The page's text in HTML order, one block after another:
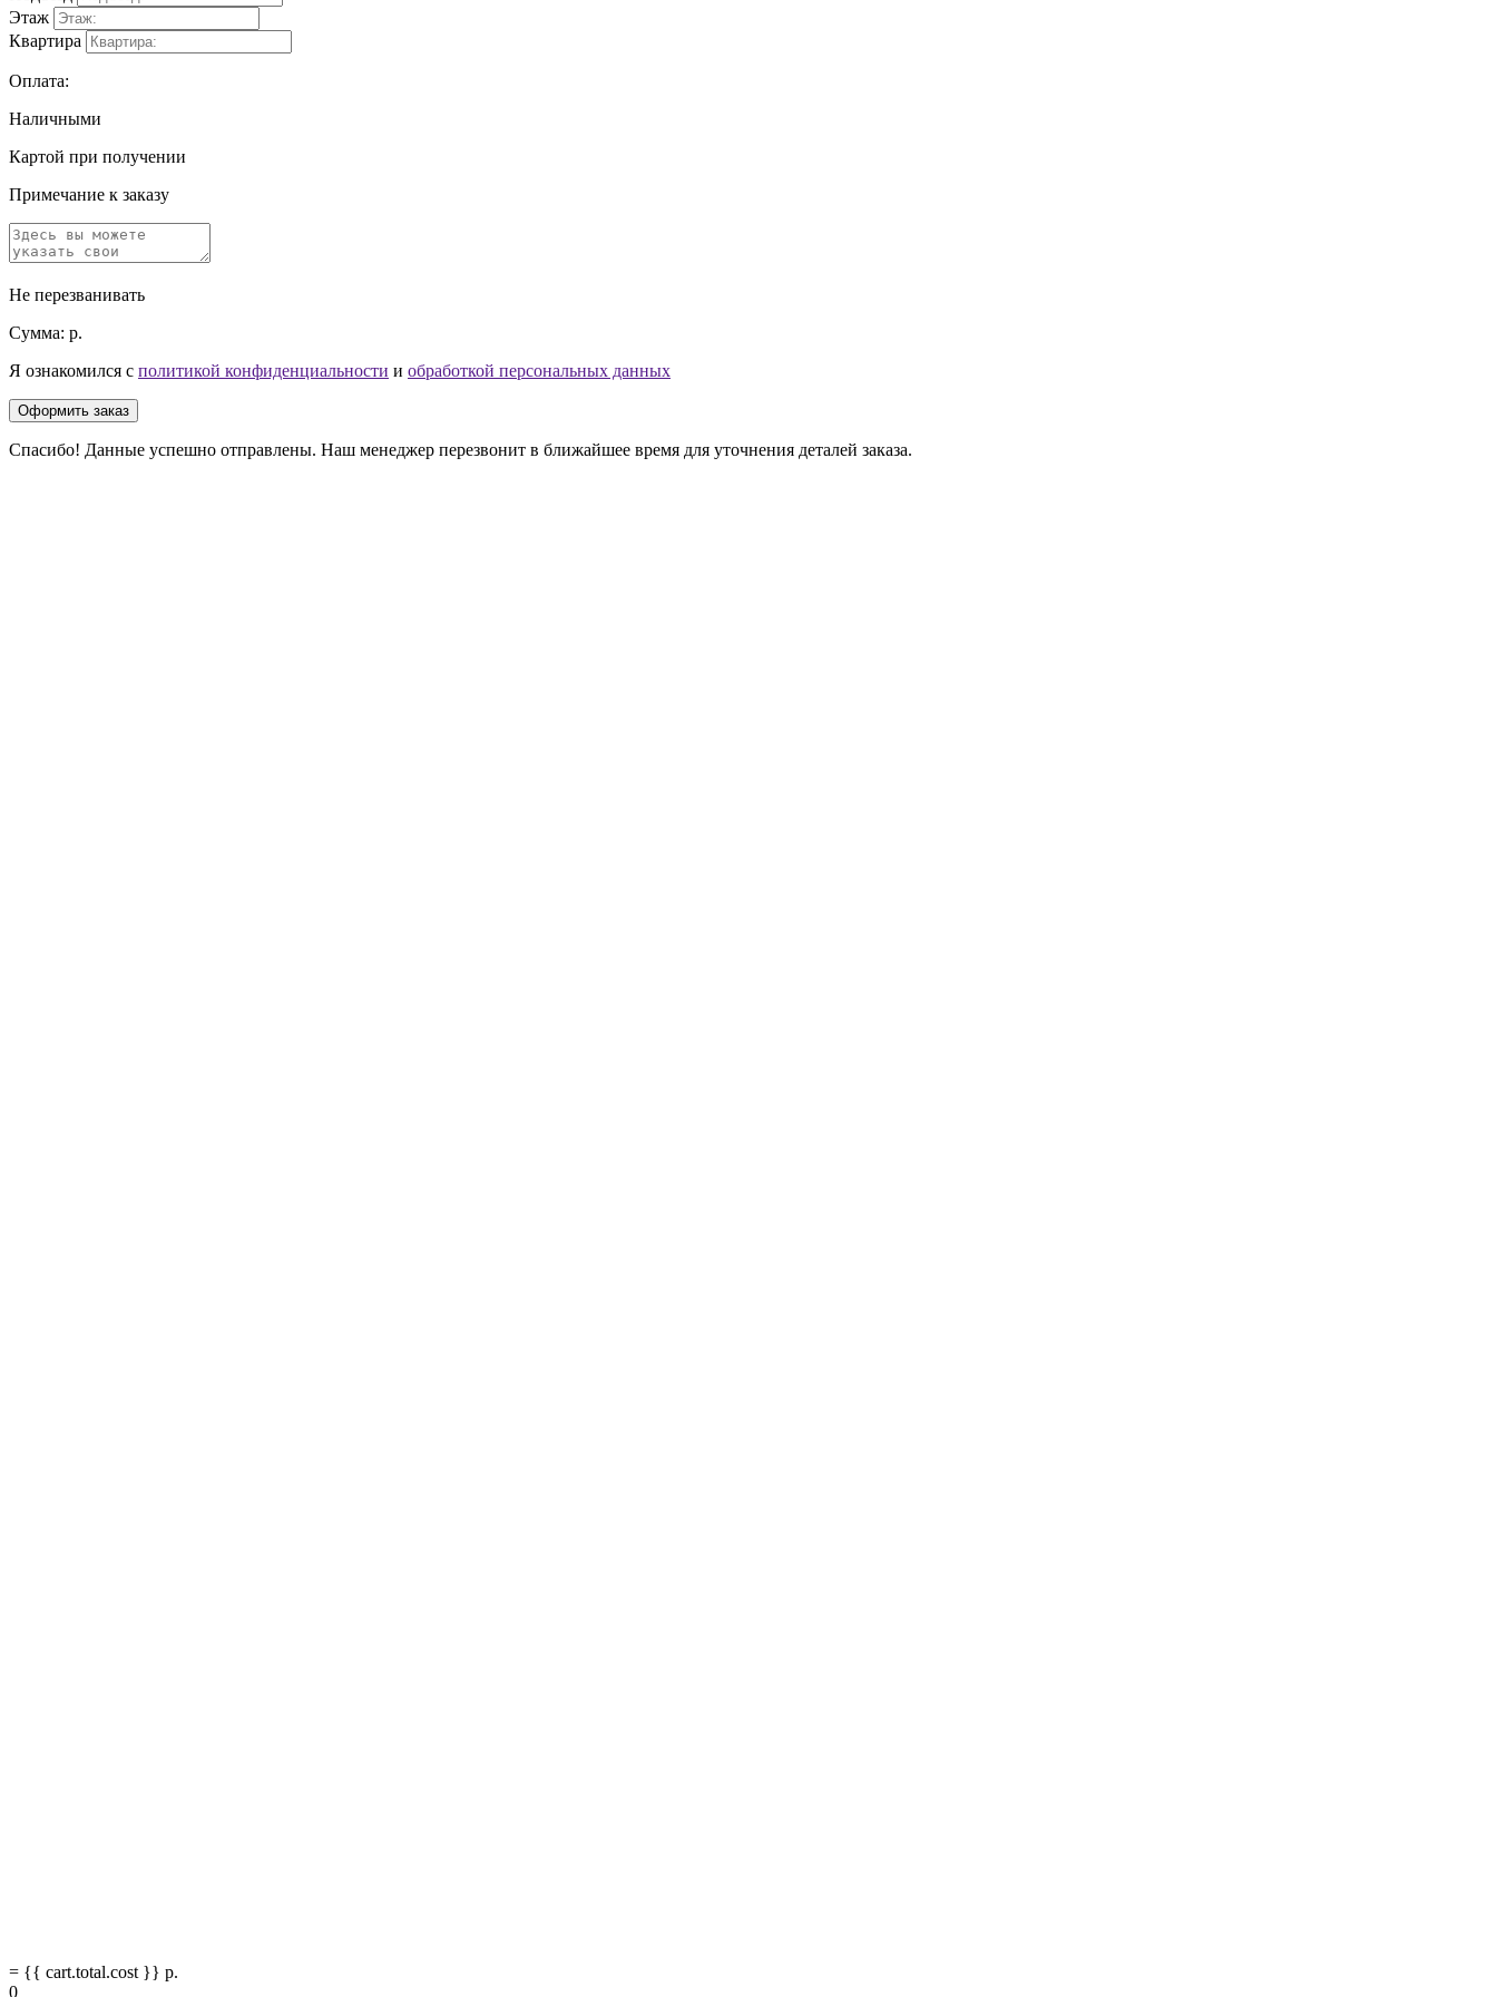
Этаж
Квартира
Оплата:
Наличными
Картой при получении
Примечание к заказу
Не перезванивать
Сумма: р.
Я ознакомился с политикой конфиденциальности и обработкой персональных данных
Оформить заказ
Спасибо! Данные успешно отправлены. Наш менеджер перезвонит в ближайшее время для уточнения деталей заказа.
= {{ cart.total.cost }} р.
0